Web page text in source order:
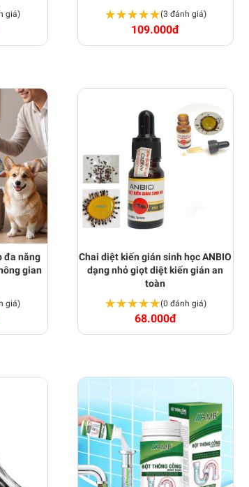
giá) ★★★★★
★★★★★(3 đánh giá)
109.000đ
đa năng
gian
giá)
Chai diệt kiến gián sinh học ANBIO
dạng nhỏ giọt diệt kiến gián an
toàn
★★★★★
★★★★★(0 đánh giá)
68.000đ